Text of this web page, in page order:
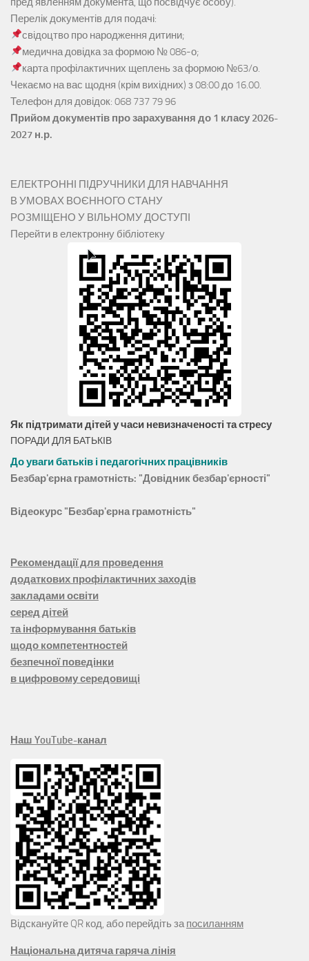
Перелік документів для подачі:
свідоцтво про народження дитини;
медична довідка за формою № 086-о;
карта профілактичних щеплень за формою №63/о.
Чекаємо на вас щодня (крім вихідних) з 08:00 до 16.00.
Телефон для довідок: 068 737 79 96
Прийом документів про зарахування до 1 класу 2026-
2027 н.р.
ЕЛЕКТРОННІ ПІДРУЧНИКИ ДЛЯ НАВЧАННЯ
В УМОВАХ ВОЄННОГО СТАНУ
РОЗМІЩЕНО У ВІЛЬНОМУ ДОСТУПІ
Перейти в електронну бібліотеку
Як підтримати дітей у часи невизначеності та стресу
ПОРАДИ ДЛЯ БАТЬКІВ
До уваги батьків і педагогічних працівників
Безбар'єрна грамотність: "Довідник безбар'єрності"
Відеокурс "Безбар'єрна грамотність"
Рекомендації для проведення
додаткових профілактичних заходів
закладами освіти
серед дітей
та інформування батьків
щодо компетентностей
безпечної поведінки
в цифровому середовищі
Наш YouTube-канал
Відскануйте QR код, або перейдіть запосиланням
Національна дитяча гаряча лінія